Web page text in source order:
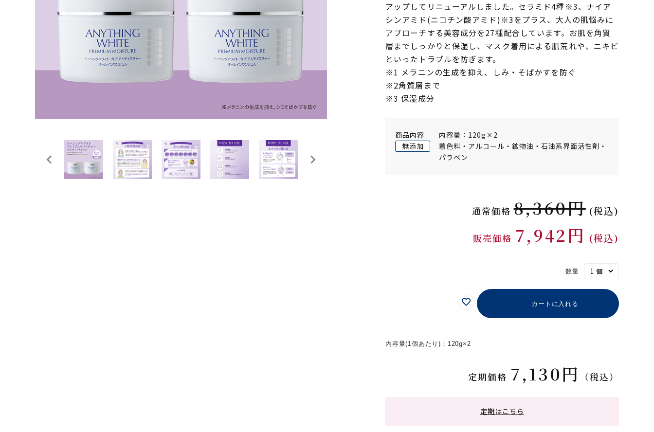
アップしてリニューアルしました。セラミド4種※3、ナイア
シンアミド(ニコチン酸アミド)※3をプラス、大人の肌悩みに
アプローチする美容成分を27種配合しています。お肌を角質
層までしっかりと保湿し、マスク着用による肌荒れや、ニキビ
といったトラブルを防ぎます。
※1 メラニンの生成を抑え、しみ・そばかすを防ぐ
※2角質層まで
※3 保湿成分
商品内容
内容量：120g×2
無添加
着色料・アルコール・鉱物油・石油系界面活性剤・
パラベン
通常価格 8,360円 (税込)
販売価格 7,942円 (税込)
数量
カートに入れる
内容量(1個あたり)：120g×2
定期価格 7,130円 （税込）
定期はこちら